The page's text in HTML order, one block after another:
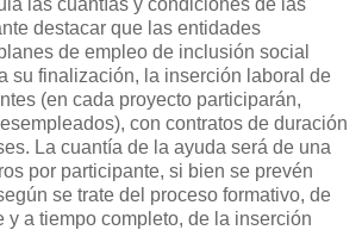
destacar que las entidades
de empleo de inclusión social
su finalización, la inserción laboral de
(en cada proyecto participarán,
con contratos de duración
La cuantía de la ayuda será de una
por participante, si bien se prevén
se trate del proceso formativo, de
y a tiempo completo, de la inserción